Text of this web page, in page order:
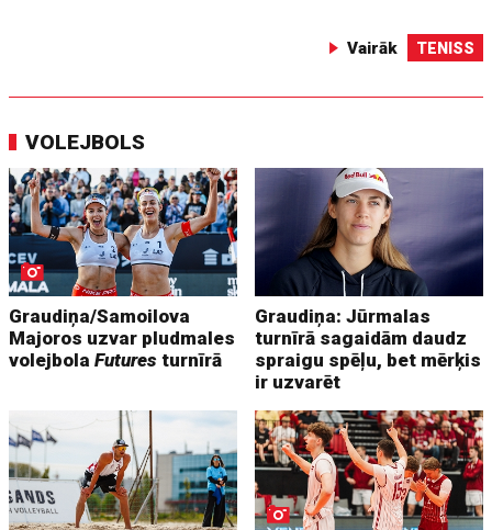
Vairāk TENISS
VOLEJBOLS
Graudiņa/Samoilova
Majoros uzvar pludmales
volejbolaFutures turnīrā
Graudiņa: Jūrmalas
turnīrā sagaidām daudz
spraigu spēļu, bet mērķis
ir uzvarēt